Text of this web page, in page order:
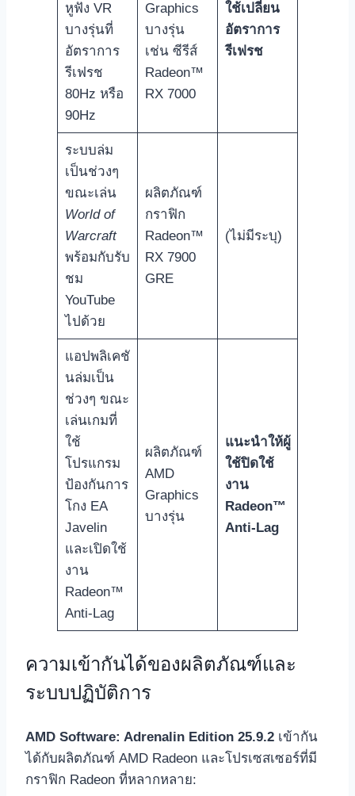
หูฟัง VR
บางรุ่นที่
อัตราการ
รีเฟรช
80Hz หรือ
90Hz
Graphics
บางรุ่น
เช่น ซีรีส์
Radeon™
RX 7000
ใช้เปลี่ยน
อัตราการ
รีเฟรช
ระบบล่ม
เป็นช่วงๆ
ขณะเล่น
World of
Warcraft
พร้อมกับรับ
ชม
YouTube
ไปด้วย
ผลิตภัณฑ์
กราฟิก
Radeon™
RX 7900
GRE
(ไม่มีระบุ)
แอปพลิเคชั
นล่มเป็น
ช่วงๆ ขณะ
เล่นเกมที่
ใช้
โปรแกรม
ป้องกันการ
โกง EA
Javelin
และเปิดใช้
งาน
Radeon™
Anti-Lag
ผลิตภัณฑ์
AMD
Graphics
บางรุ่น
แนะนำให้ผู้
ใช้ปิดใช้
งาน
Radeon™
Anti-Lag
ความเข้ากันได้ของผลิตภัณฑ์และ
ระบบปฏิบัติการ
AMD Software: Adrenalin Edition 25.9.2 เข้ากัน
ได้กับผลิตภัณฑ์ AMD Radeon และโปรเซสเซอร์ที่มี
กราฟิก Radeon ที่หลากหลาย: